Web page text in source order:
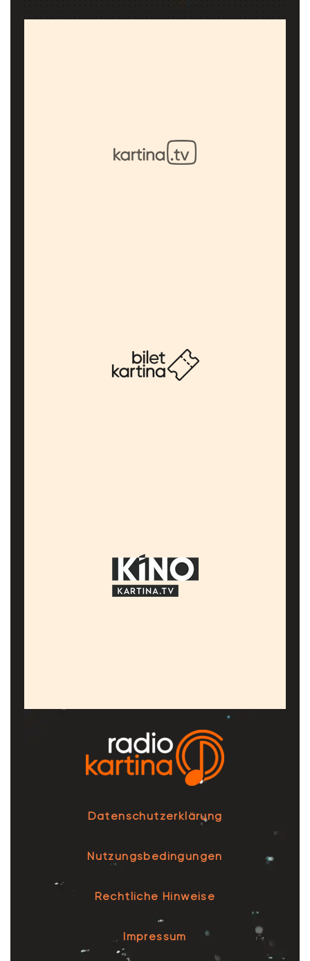
Datenschutzerklärung
Nutzungsbedingungen
Rechtliche Hinweise
Impressum